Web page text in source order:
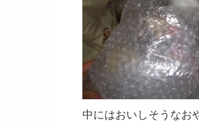
中にはおいしそうなお